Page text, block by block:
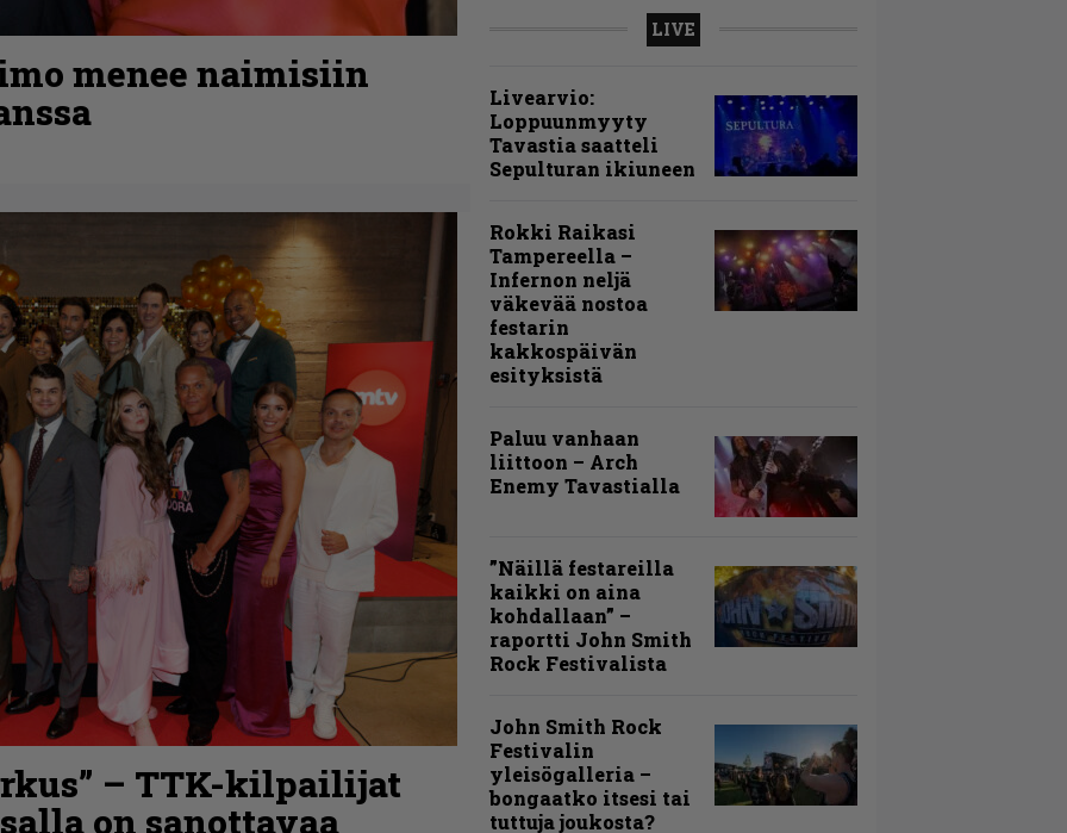
menee naimisiin
– TTK-kilpailijat
on sanottavaa
LIVE
Livearvio:
Loppuunmyyty
Tavastia saatteli
Sepulturan ikiuneen
Rokki Raikasi
Tampereella –
Infernon neljä
väkevää nostoa
festarin
kakkospäivän
esityksistä
Paluu vanhaan
liittoon – Arch
Enemy Tavastialla
”Näillä festareilla
kaikki on aina
kohdallaan” –
raportti John Smith
Rock Festivalista
John Smith Rock
Festivalin
yleisögalleria –
bongaatko itsesi tai
tuttuja joukosta?